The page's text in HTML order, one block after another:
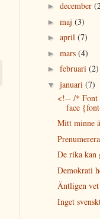
► december
► maj (3)
► april (7)
► mars (4)
► februari (2)
▼ januari (7)
<!-- /* Font
face
Mitt minne
De rika kan
Demokrati
Äntligen
Inget